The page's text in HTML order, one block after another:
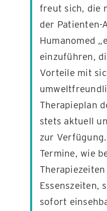
freut sich, die
der Patienten-
Humanomed
einzuführen,
Vorteile mit
Therapieplan
stets aktuell
zur
Termine, wie
Essenszeiten,
sofort